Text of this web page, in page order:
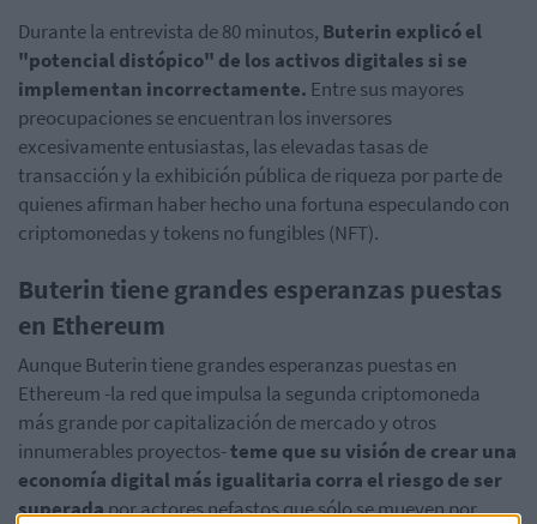
Durante la entrevista de 80 minutos, Buterin explicó el
"potencial distópico" de los activos digitales si se
implementan incorrectamente. Entre sus mayores
preocupaciones se encuentran los inversores
excesivamente entusiastas, las elevadas tasas de
transacción y la exhibición pública de riqueza por parte de
quienes afirman haber hecho una fortuna especulando con
criptomonedas y tokens no fungibles (NFT).
Buterin tiene grandes esperanzas puestas
en Ethereum
Aunque Buterin tiene grandes esperanzas puestas en
Ethereum -la red que impulsa la segunda criptomoneda
más grande por capitalización de mercado y otros
innumerables proyectos-teme que su visión de crear una
economía digital más igualitaria corra el riesgo de ser
superadapor actores nefastos que sólo se mueven por